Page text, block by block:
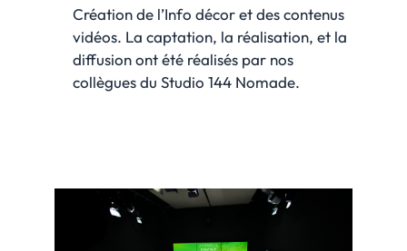
Création de l’Info décor et des contenus
vidéos. La captation, la réalisation, et la
diffusion ont été réalisés par nos
collègues du Studio 144 Nomade.